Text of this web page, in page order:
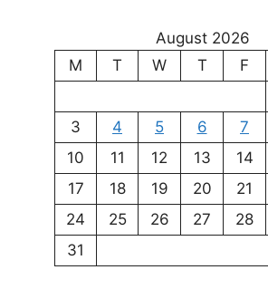
August 2026
M
T W T F
3
4 5 6 7
10
11 12 13 14
17
18 19 20 21
24
25 26 27 28
31